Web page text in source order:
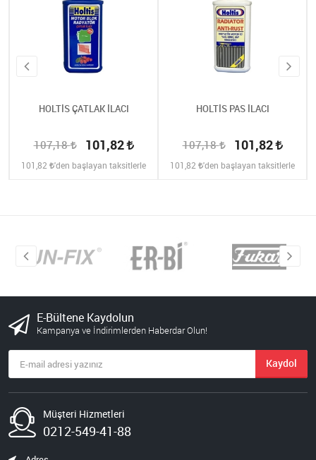
HOLTİS ÇATLAK İLACI
107,18 101,82
101,82 'den başlayan taksitlerle
HOLTİS PAS İLACI
107,18 101,82
101,82 'den başlayan taksitlerle
E-Bültene Kaydolun
Kampanya ve İndirimlerden Haberdar Olun!
Kaydol
Müşteri Hizmetleri
0212-549-41-88